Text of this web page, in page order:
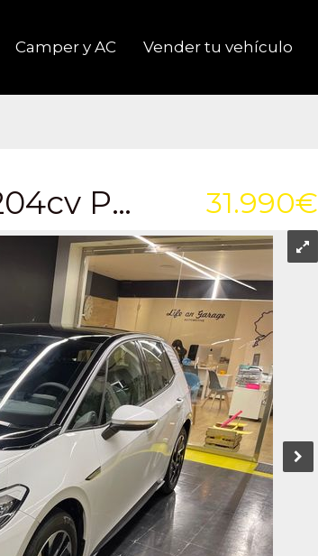
Camper y AC Vender tu vehículo
Volkswagen ID.3 PRO 204cv PERFORMACE 31.990€